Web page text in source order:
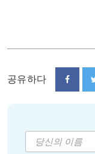
공유하다